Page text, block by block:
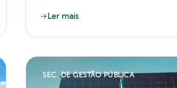
menores de 15 anos em
UBSs
Ler mais
SEC. DE GESTÃO PÚBLICA